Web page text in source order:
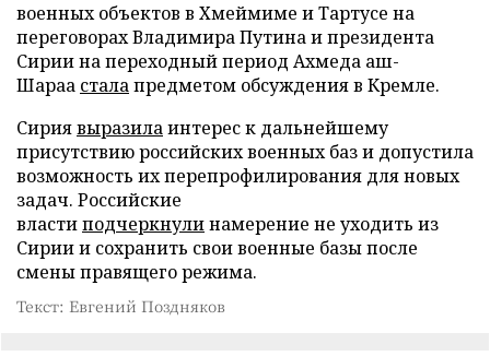
военных объектов в Хмеймиме и Тартусе на
переговорах Владимира Путина и президента
Сирии на переходный период Ахмеда аш-
Шараа сталапредметом обсуждения в Кремле.
Сириявыразилаинтерес к дальнейшему
присутствию российских военных баз и допустила
возможность их перепрофилирования для новых
задач. Российские
властиподчеркнулинамерение не уходить из
Сирии и сохранить свои военные базы после
смены правящего режима.
Текст: Евгений Поздняков